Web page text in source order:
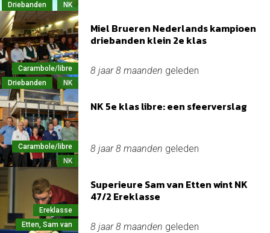
Driebanden
NK
Carambole/libre
Driebanden
NK
Miel Brueren Nederlands kampioen
driebanden klein 2e klas
8 jaar 8 maanden geleden
Carambole/libre
NK
NK 5e klas libre: een sfeerverslag
8 jaar 8 maanden geleden
Ereklasse
Etten, Sam van
Superieure Sam van Etten wint NK
47/2 Ereklasse
8 jaar 8 maanden geleden